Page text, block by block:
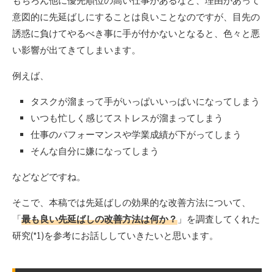
意図的に先延ばしにすることは良いことなのですが、目先の
誘惑に負けてやるべき事に手が付かないとなると、色々と悪
い影響が出てきてしまいます。
例えば、
タスクが溜まって手がいっぱいいっぱいになってしまう
いつも忙しく感じてストレスが溜まってしまう
仕事のパフォーマンスや学業成績が下がってしまう
そんな自分に嫌になってしまう
などなどですね。
そこで、本稿では先延ばしの効果的な改善方法について、
「最も良い先延ばしの改善方法は何か？ 」を調査してくれた
研究(*1)を参考にお話ししていきたいと思います。